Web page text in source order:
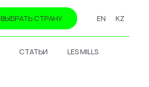
ВЫБРАТЬ СТРАНУ EN KZ
СТАТЬИ LES MILLS